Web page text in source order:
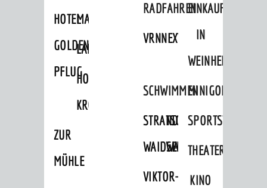
HOTEL
GOLDENER
PFLUG
MARKTPLATZHOTEL
LAMMERSHOF
HOTEL
KRONE
ZUR
MÜHLE
RADFAHREN
VRNNEXTBIKE
EINKAUFEN
IN
WEINHEIM
SCHWIMMEN
STRANDBAD
WAIDSEE
TSG
WALDSCHWIMMBAD
VIKTOR-
MINIGOLF
SPORTSTÄTTEN
THEATER
KINO